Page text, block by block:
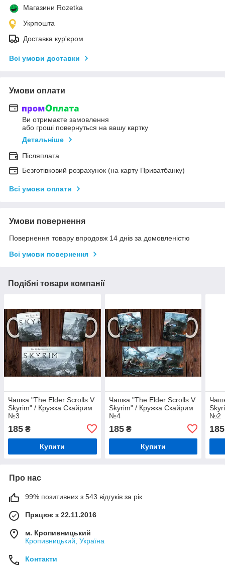
Магазини Rozetka
Укрпошта
Доставка кур'єром
Всі умови доставки
Умови оплати
Ви отримаєте замовлення
або гроші повернуться на вашу картку
Детальніше
Післяплата
Безготівковий розрахунок (на карту Приватбанку)
Всі умови оплати
Умови повернення
Повернення товару впродовж 14 днів за домовленістю
Всі умови повернення
Подібні товари компанії
Чашка "The Elder Scrolls V:
Skyrim" / Кружка Скайрим
№3
185 ₴
Купити
Чашка "The Elder Scrolls V:
Skyrim" / Кружка Скайрим
№4
185₴
Купити
№2
185
Про нас
99% позитивних з 543 відгуків за рік
Працює з 22.11.2016
м. Кропивницький
Кропивницький, Україна
Контакти